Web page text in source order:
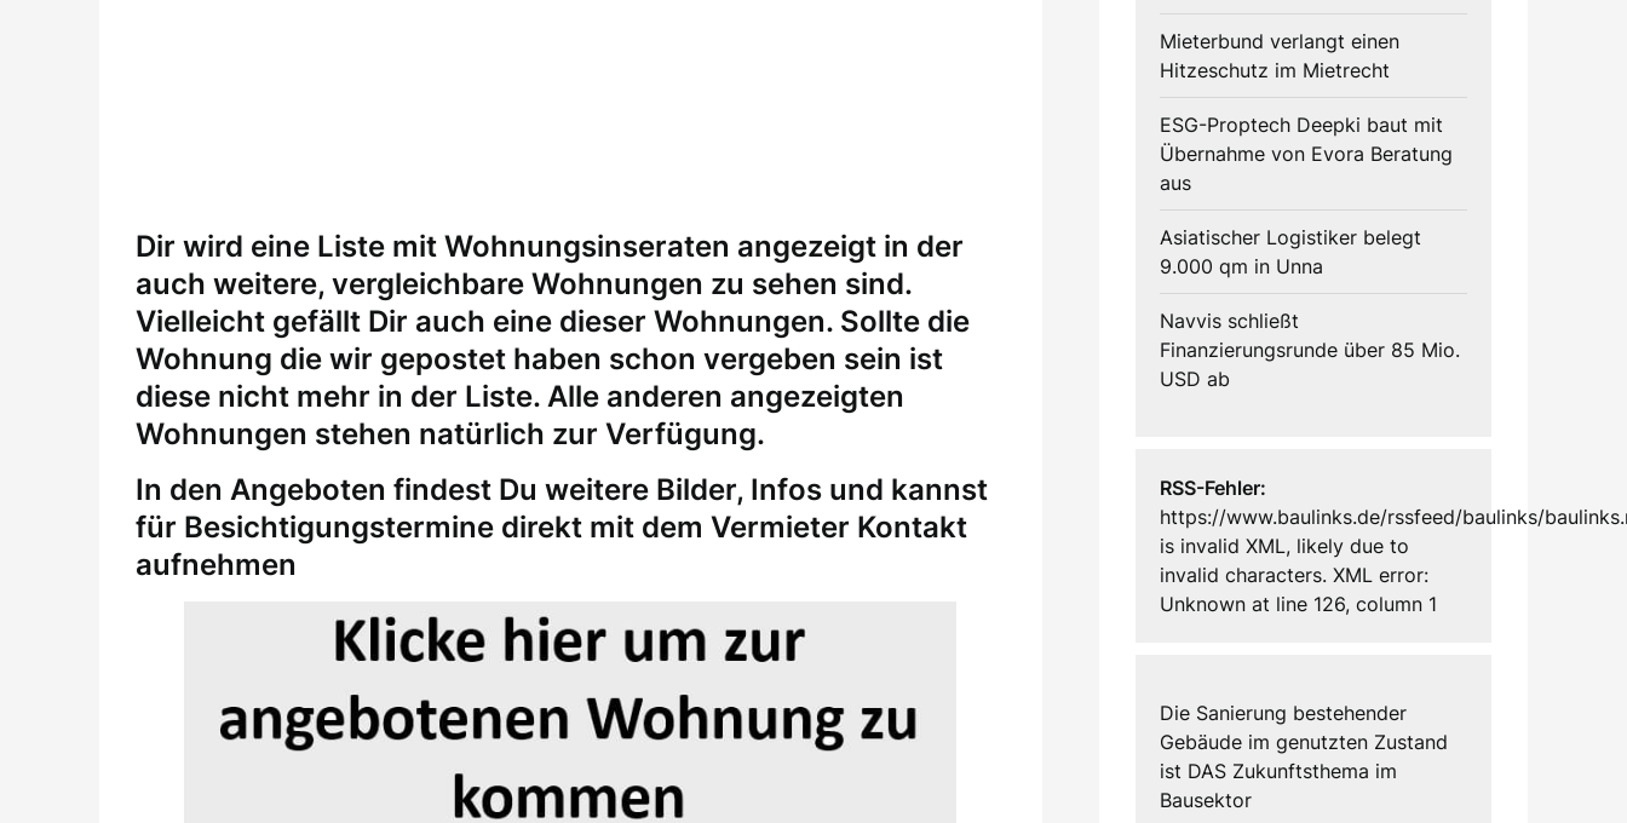
Dir wird eine Liste mit Wohnungsinseraten angezeigt in der
auch weitere, vergleichbare Wohnungen zu sehen sind.
Vielleicht gefällt Dir auch eine dieser Wohnungen. Sollte die
Wohnung die wir gepostet haben schon vergeben sein ist
diese nicht mehr in der Liste. Alle anderen angezeigten
Wohnungen stehen natürlich zur Verfügung.
In den Angeboten findest Du weitere Bilder, Infos und kannst
für Besichtigungstermine direkt mit dem Vermieter Kontakt
aufnehmen
Mieterbund verlangt einen
Hitzeschutz im Mietrecht
ESG-Proptech Deepki baut mit
Übernahme von Evora Beratung
aus
Asiatischer Logistiker belegt
9.000 qm in Unna
Navvis schließt
Finanzierungsrunde über 85 Mio.
USD ab
RSS-Fehler:
https://www.baulinks.de/rssfeed/baulinks/
is invalid XML, likely due to
invalid characters. XML error:
Unknown at line 126, column 1
Die Sanierung bestehender
Gebäude im genutzten Zustand
ist DAS Zukunftsthema im
Bausektor